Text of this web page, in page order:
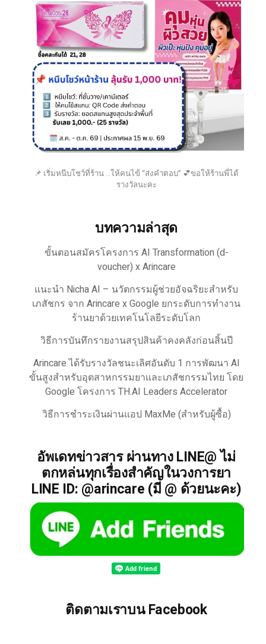
📌 เริ่มหนีบโชว์ที่ร้าน ..ให้คนไข้ “ส่งคำตอบ” 💕ขอให้ร้านพี่ได้
รางวัลนะคะ
บทความล่าสุด
ขั้นตอนสมัครโครงการ AI Transformation (d-
voucher) x Arincare
แนะนำ Nicha AI – นวัตกรรมผู้ช่วยอัจฉริยะสำหรับ
เภสัชกร จาก Arincare x Google ยกระดับการทำงาน
ร้านยาด้วยเทคโนโลยีระดับโลก
วิธีการบันทึกรายงานสรุปสินค้าคงคลังก่อนสิ้นปี
Arincare ได้รับรางวัลชนะเลิศอันดับ 1 การพัฒนา AI
ขั้นสูงสำหรับอุตสาหกรรมยาและเภสัชกรรมไทย โดย
Google โครงการ TH.AI Leaders Accelerator
วิธีการชำระเงินผ่านแอป MaxMe (สำหรับผู้ซื้อ)
อัพเดทข่าวสาร ผ่านทาง LINE@ ไม่
ตกหล่นทุกเรื่องสำคัญในวงการยา
LINE ID: @arincare (มี @ ด้วยนะคะ)
ติดตามเราบน Facebook